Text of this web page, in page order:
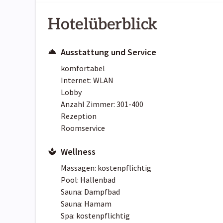
Hotelüberblick
Ausstattung und Service
komfortabel
Internet: WLAN
Lobby
Anzahl Zimmer: 301-400
Rezeption
Roomservice
Wellness
Massagen: kostenpflichtig
Pool: Hallenbad
Sauna: Dampfbad
Sauna: Hamam
Spa: kostenpflichtig